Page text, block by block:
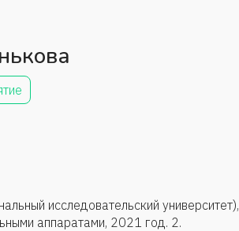
исследовательский университет),
аппаратами, 2021 год. 2.